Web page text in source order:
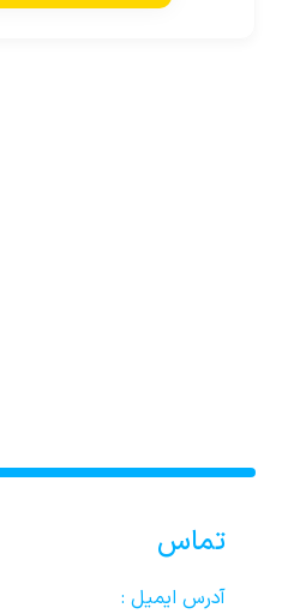
تماس
آدرس ایمیل :